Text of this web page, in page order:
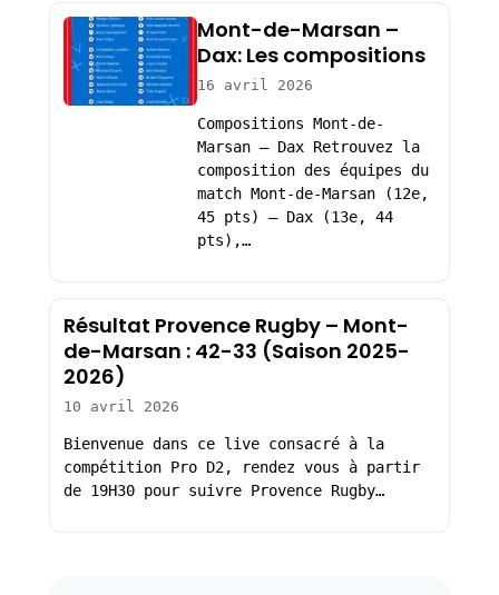
Mont-de-Marsan –
Dax: Les compositions
16 avril 2026
Compositions Mont-de-
Marsan – Dax Retrouvez la
composition des équipes du
match Mont-de-Marsan (12e,
45 pts) – Dax (13e, 44
pts),…
Résultat Provence Rugby – Mont-
de-Marsan : 42-33 (Saison 2025-
2026)
10 avril 2026
Bienvenue dans ce live consacré à la
compétition Pro D2, rendez vous à partir
de 19H30 pour suivre Provence Rugby…